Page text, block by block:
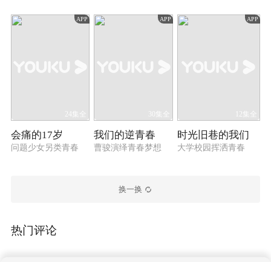
APP
24集全
会痛的17岁
问题少女另类青春
APP
30集全
我们的逆青春
曹骏演绎青春梦想
APP
12集全
时光旧巷的我们
大学校园挥洒青春
换一换
热门评论